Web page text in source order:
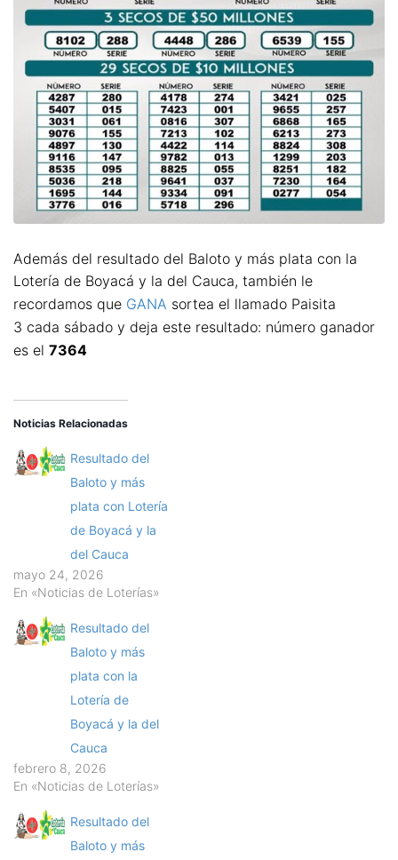
Además del resultado del Baloto y más plata con la
Lotería de Boyacá y la del Cauca, también le
recordamos que GANA sortea el llamado Paisita
3 cada sábado y deja este resultado: número ganador
es el 7364
Noticias Relacionadas
Resultado del
Baloto y más
plata con Lotería
de Boyacá y la
del Cauca
mayo 24, 2026
En «Noticias de Loterías»
Resultado del
Baloto y más
plata con la
Lotería de
Boyacá y la del
Cauca
febrero 8, 2026
En «Noticias de Loterías»
Resultado del
Baloto y más